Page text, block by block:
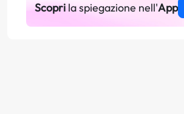
Scoprila spiegazione nell'App